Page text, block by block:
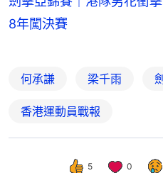
8年闖決賽
何承謙 梁千雨
香港運動員戰報
5 0